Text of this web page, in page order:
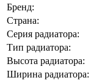
Бренд:
Страна:
Серия радиатора:
Тип радиатора:
Высота радиатора:
Ширина радиатора: